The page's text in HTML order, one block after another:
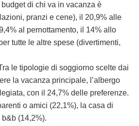
di chi va in vacanza è
pranzi e cene), il 20,9% alle
al pernottamento, il 14% allo
tutte le altre spese (divertimenti,
le tipologie di soggiorno scelte dai
la vacanza principale, l’albergo
con il 24,7% delle preferenze.
o amici (22,1%), la casa di
(14,2%).